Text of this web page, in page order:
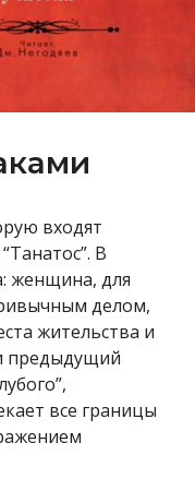
входят
В
женщина, для
делом,
жительства и
предыдущий
все границы